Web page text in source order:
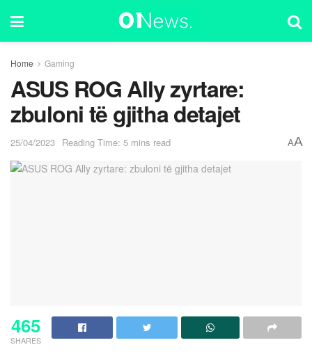
Home Gaming
ASUS ROG Ally zyrtare:
zbuloni të gjitha detajet
25/04/2023 Reading Time: 5 mins read AA
465
SHARES